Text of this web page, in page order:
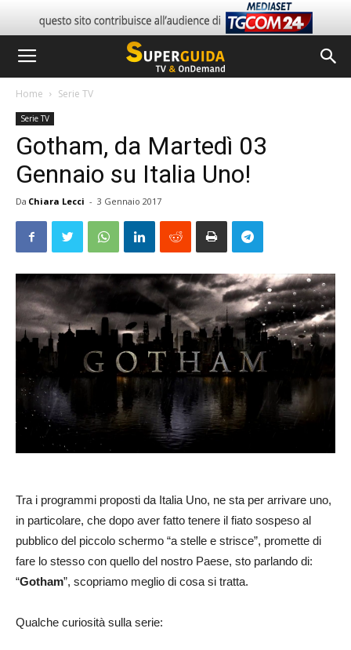
Home Serie TV
Serie TV
Gotham, da Martedì 03
Gennaio su Italia Uno!
Da Chiara Lecci - 3 Gennaio 2017
Tra i programmi proposti da Italia Uno, ne sta per arrivare uno,
in particolare, che dopo aver fatto tenere il fiato sospeso al
pubblico del piccolo schermo “a stelle e strisce”, promette di
fare lo stesso con quello del nostro Paese, sto parlando di:
“Gotham”, scopriamo meglio di cosa si tratta.
Qualche curiosità sulla serie: